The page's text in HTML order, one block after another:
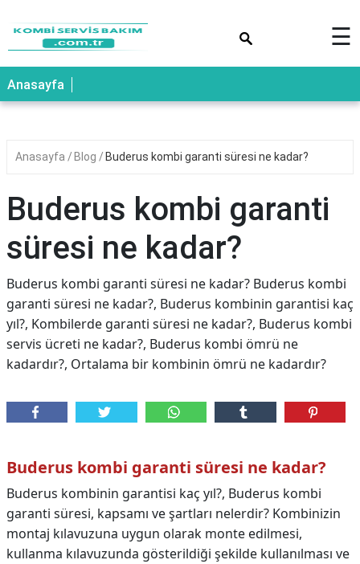
☰
Anasayfa
Anasayfa Blog Buderus kombi garanti süresi ne kadar?
Buderus kombi garanti
süresi ne kadar?
Buderus kombi garanti süresi ne kadar? Buderus kombi
garanti süresi ne kadar?, Buderus kombinin garantisi kaç
yıl?, Kombilerde garanti süresi ne kadar?, Buderus kombi
servis ücreti ne kadar?, Buderus kombi ömrü ne
kadardır?, Ortalama bir kombinin ömrü ne kadardır?
Buderus kombi garanti süresi ne kadar?
Buderus kombinin garantisi kaç yıl?, Buderus kombi
garanti süresi, kapsamı ve şartları nelerdir? Kombinizin
montaj kılavuzuna uygun olarak monte edilmesi,
kullanma kılavuzunda gösterildiği şekilde kullanılması ve